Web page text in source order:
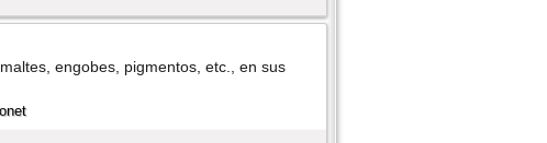
engobes, pigmentos, etc., en sus